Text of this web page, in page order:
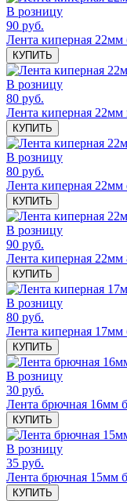
В розницу
90 руб.
Лента киперная
КУПИТЬ
В розницу
80 руб.
Лента киперная 22мм
КУПИТЬ
В розницу
80 руб.
Лента киперная 22мм
КУПИТЬ
В розницу
90 руб.
Лента киперная 22мм
КУПИТЬ
В розницу
80 руб.
Лента киперная
КУПИТЬ
В розницу
30 руб.
Лента брючная 16мм
КУПИТЬ
В розницу
35 руб.
Лента брючная 15мм
КУПИТЬ